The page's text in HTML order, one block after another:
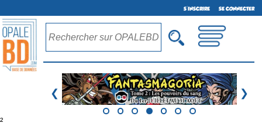
S'INSCRIRE SE CONNECTER
❮ ❯
²